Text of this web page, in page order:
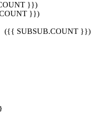
}})
}})
({{ SUBSUB.COUNT }})